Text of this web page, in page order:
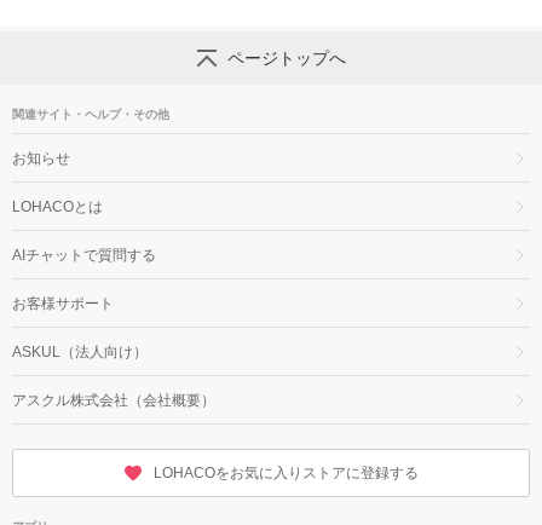
ページトップへ
関連サイト・ヘルプ・その他
お知らせ
LOHACOとは
AIチャットで質問する
お客様サポート
ASKUL（法人向け）
アスクル株式会社（会社概要）
LOHACOをお気に入りストアに登録する